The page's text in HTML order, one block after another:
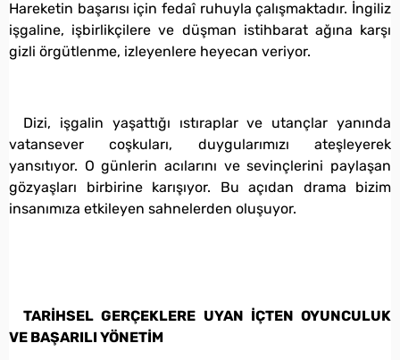
Hareketin başarısı için fedaî ruhuyla çalışmaktadır. İngiliz
işgaline, işbirlikçilere ve düşman istihbarat ağına karşı
gizli örgütlenme, izleyenlere heyecan veriyor.
Dizi, işgalin yaşattığı ıstıraplar ve utançlar yanında
vatansever coşkuları, duygularımızı ateşleyerek
yansıtıyor. O günlerin acılarını ve sevinçlerini paylaşan
gözyaşları birbirine karışıyor. Bu açıdan drama bizim
insanımıza etkileyen sahnelerden oluşuyor.
TARİHSEL GERÇEKLERE UYAN İÇTEN OYUNCULUK
VE BAŞARILI YÖNETİM